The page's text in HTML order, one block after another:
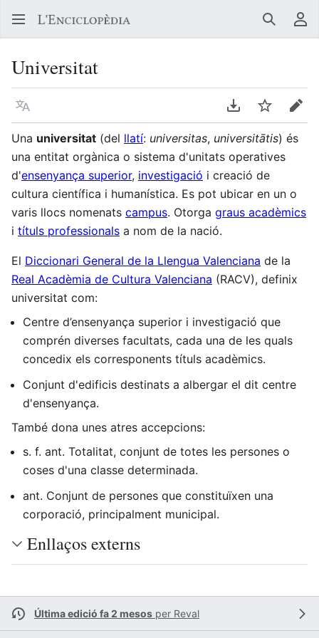
Buscar
Universitat
Llegir en un atre idioma Descarregar en
Vigilar
Una universitat (del llatí: universitas, universitātis) és
una entitat orgànica o sistema d'unitats operatives
d'ensenyança superior, investigació i creació de
cultura científica i humanística. Es pot ubicar en un o
varis llocs nomenats campus. Otorga graus acadèmics
i títuls professionals a nom de la nació.
El Diccionari General de la Llengua Valenciana de la
Real Acadèmia de Cultura Valenciana (RACV), definix
universitat com:
Centre d’ensenyança superior i investigació que
comprén diverses facultats, cada una de les quals
concedix els corresponents títuls acadèmics.
Conjunt d'edificis destinats a albergar el dit centre
d'ensenyança.
També dona unes atres accepcions:
s. f. ant. Totalitat, conjunt de totes les persones o
coses d'una classe determinada.
ant. Conjunt de persones que constituïxen una
corporació, principalment municipal.
Enllaços externs
Última edició fa 2 mesos per Reval